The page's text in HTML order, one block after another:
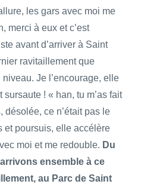
les gars avec moi me
merci à eux et c’est
avant d’arriver à Saint
ravitaillement que
niveau. Je l’encourage, elle
sursaute ! « han, tu m’as fait
désolée, ce n’était pas le
et poursuis, elle accélère
moi et me redouble. Du
ensemble à ce
au Parc de Saint